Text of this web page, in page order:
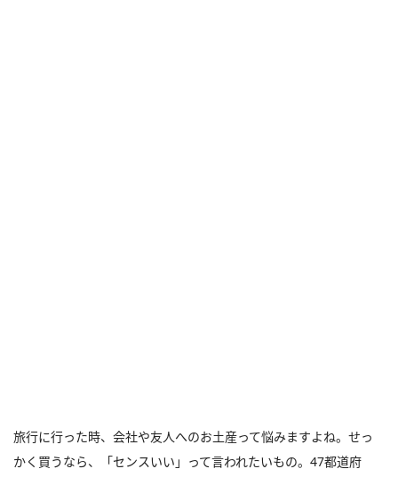
旅行に行った時、会社や友人へのお土産って悩みますよね。せっ
かく買うなら、「センスいい」って言われたいもの。47都道府